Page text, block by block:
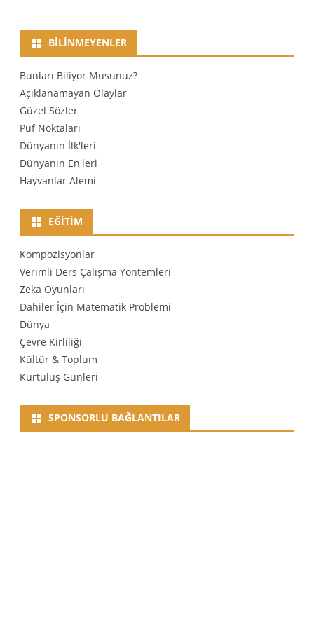
BILINMEYENLER
Bunları Biliyor Musunuz?
Açıklanamayan Olaylar
Güzel Sözler
Püf Noktaları
Dünyanın İlk'leri
Dünyanın En'leri
Hayvanlar Alemi
EĞITIM
Kompozisyonlar
Verimli Ders Çalışma Yöntemleri
Zeka Oyunları
Dahiler İçin Matematik Problemi
Dünya
Çevre Kirliliği
Kültür & Toplum
Kurtuluş Günleri
SPONSORLU BAĞLANTILAR